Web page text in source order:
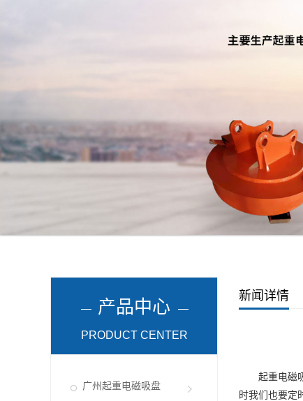
产品中心
PRODUCT CENTER
广州起重电磁吸盘
新闻详情
起重电磁
时我们也要定